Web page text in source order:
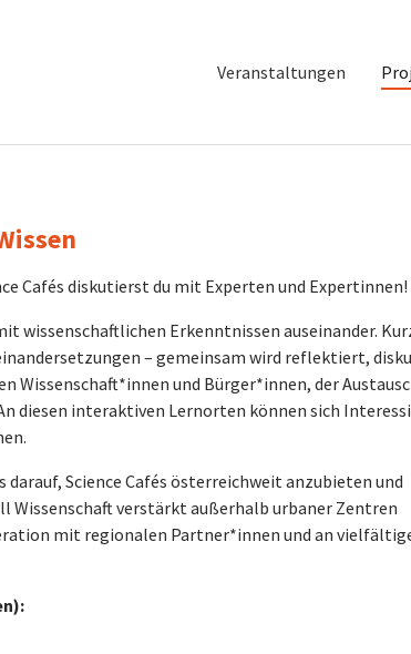
Veranstaltungen
Cafés diskutierst du mit Experten und Expertinnen!
wissenschaftlichen Erkenntnissen auseinander.
– gemeinsam wird reflektiert,
Wissenschaft*innen und Bürger*innen, der
diesen interaktiven Lernorten können sich
Science Cafés österreichweit anzubieten und
Wissenschaft verstärkt außerhalb urbaner Zentren
mit regionalen Partner*innen und an